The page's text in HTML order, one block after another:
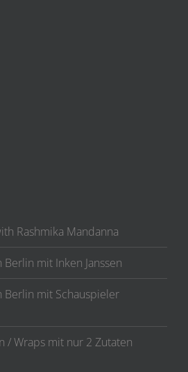
Rashmika Mandanna
Berlin mit Inken Janssen
Berlin mit Schauspieler
/ Wraps mit nur 2 Zutaten